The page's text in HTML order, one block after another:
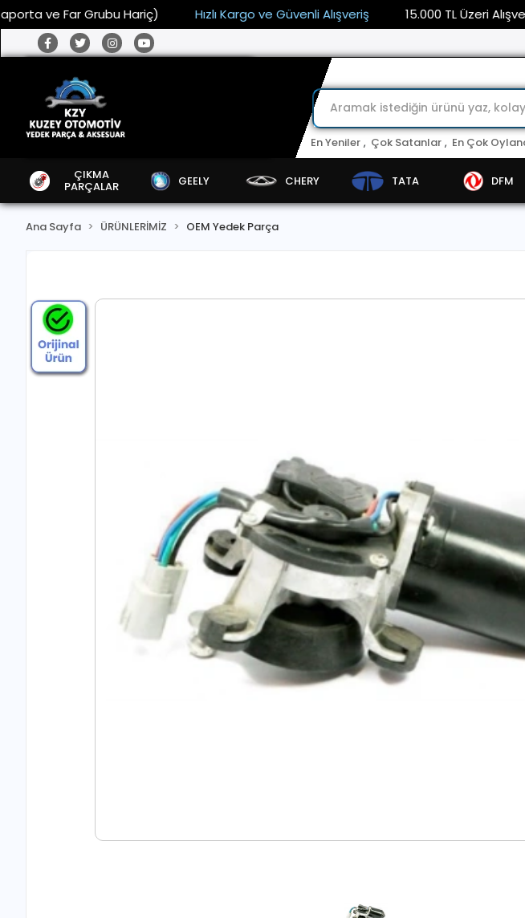
ve Far Grubu Hariç) Hızlı Kargo ve Güvenli Alışveriş 15.000 TL Üzeri
En Yeniler , Çok Satanlar , En Çok
ÇIKMA
PARÇALAR GEELY CHERY TATA DFM
Ana Sayfa ÜRÜNLERİMİZ OEM Yedek Parça